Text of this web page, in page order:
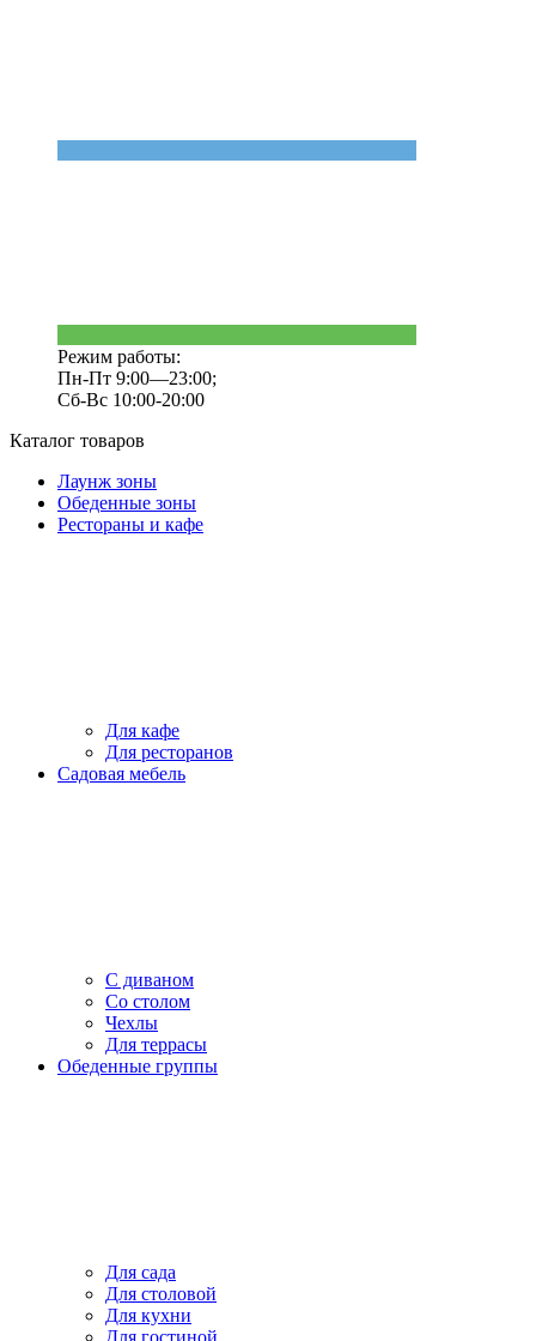
Режим работы:
Пн-Пт 9:00—23:00;
Сб-Вс 10:00-20:00
Каталог товаров
Лаунж зоны
Обеденные зоны
Рестораны и кафе
Для кафе
Для ресторанов
Садовая мебель
С диваном
Со столом
Чехлы
Для террасы
Обеденные группы
Для сада
Для столовой
Для кухни
Для гостиной